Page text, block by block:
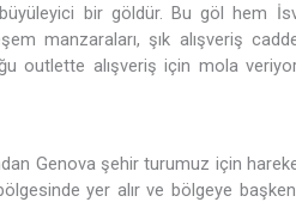
bir göldür. Bu göl hem
manzaraları, şık alışveriş
outlette alışveriş için mola
Genova şehir turumuz için
yer alır ve bölgeye